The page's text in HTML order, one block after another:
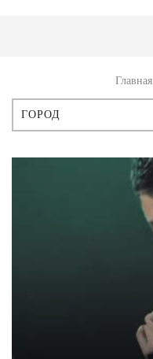
Главная
ГОРОД